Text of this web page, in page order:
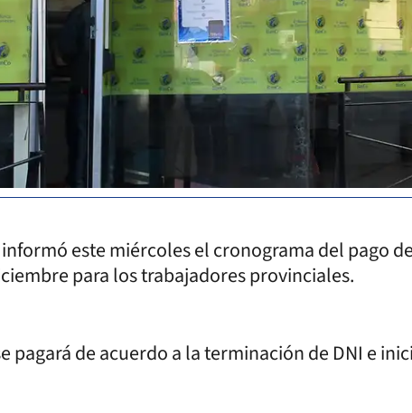
este miércoles el cronograma del pago
para los trabajadores provinciales.
pagará de acuerdo a la terminación de DNI e